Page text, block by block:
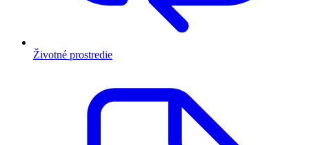
Životné prostredie